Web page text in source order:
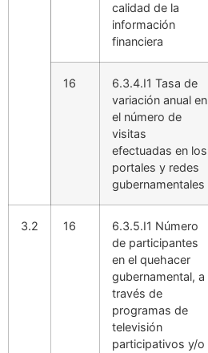
calidad de la
información
financiera
16
6.3.4.I1 Tasa de
variación anual en
el número de
visitas
efectuadas en los
portales y redes
gubernamentales
3.2 16
6.3.5.I1 Número
de participantes
en el quehacer
gubernamental, a
través de
programas de
televisión
participativos y/o